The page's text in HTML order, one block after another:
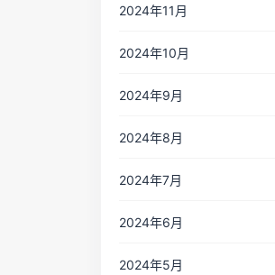
2024年11月
2024年10月
2024年9月
2024年8月
2024年7月
2024年6月
2024年5月